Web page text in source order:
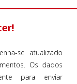
se atualizado
Os dados
para enviar